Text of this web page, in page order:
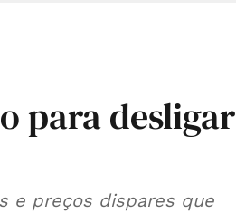
para desligar
e preços dispares que